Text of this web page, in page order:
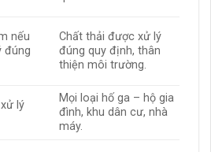
nếu
đúng
Chất thải được xử lý
đúng quy định, thân
thiện môi trường.
lý
Mọi loại hố ga – hộ gia
đình, khu dân cư, nhà
máy.